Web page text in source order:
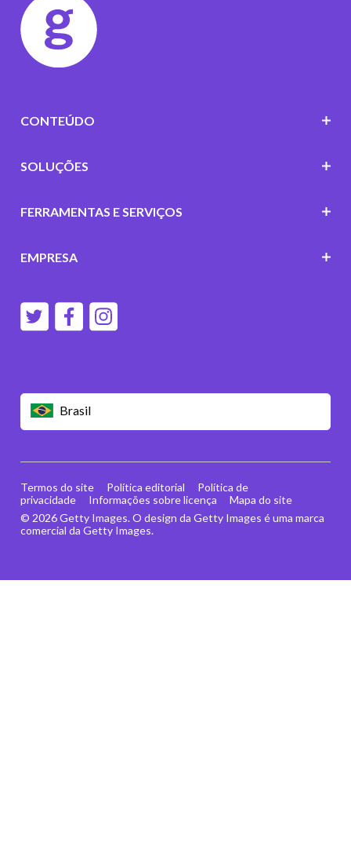
Brasil
CONTEÚDO
SOLUÇÕES
FERRAMENTAS E SERVIÇOS
EMPRESA
© 2026 Getty Images. O design da Getty Images é uma marca
comercial da Getty Images.
Termos do site Política editorial
Política de
privacidade
Informações sobre licença Mapa do site